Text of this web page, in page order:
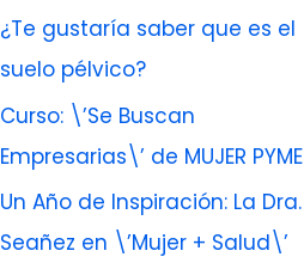
¿Te gustaría saber que es el
suelo pélvico?
Curso: \’Se Buscan
Empresarias\’ de MUJER PYME
Un Año de Inspiración: La Dra.
Seañez en \’Mujer + Salud\’